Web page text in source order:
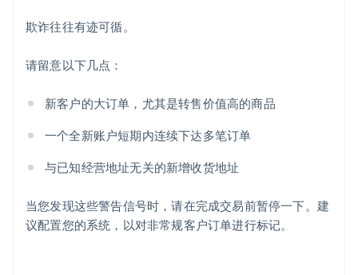
欺诈往往有迹可循。
请留意以下几点：
新客户的大订单，尤其是转售价值高的商品
一个全新账户短期内连续下达多笔订单
与已知经营地址无关的新增收货地址
当您发现这些警告信号时，请在完成交易前暂停一下。建
议配置您的系统，以对非常规客户订单进行标记。